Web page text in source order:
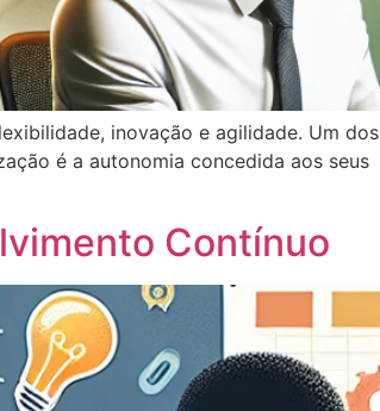
inovação e agilidade. Um dos
é a autonomia concedida aos seus
Contínuo